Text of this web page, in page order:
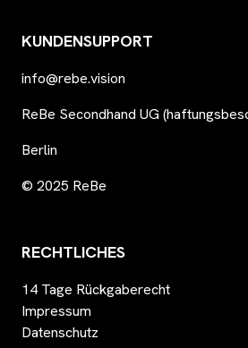
KUNDENSUPPORT
info@rebe.vision
ReBe Secondhand UG
Berlin
© 2025 ReBe
RECHTLICHES
14 Tage Rückgaberecht
Impressum
Datenschutz